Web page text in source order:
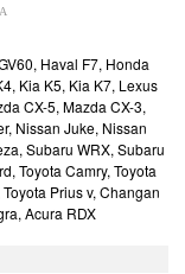
Haval F7, Honda
Kia K5, Kia K7, Lexus
CX-5, Mazda CX-3,
Nissan Juke, Nissan
Subaru WRX, Subaru
Toyota Camry, Toyota
Prius v, Changan
Acura RDX